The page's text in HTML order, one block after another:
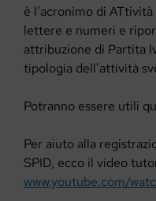
è l’acronimo di
lettere e numeri e
attribuzione di Partita
tipologia dell’attività
Potranno essere utili
Per aiuto alla
SPID, ecco il video
www.youtube.com/